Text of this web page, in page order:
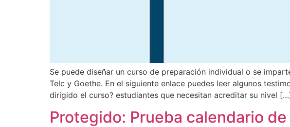
Se puede diseñar un curso de preparación individual o se
Telc y Goethe. En el siguiente enlace puedes leer algunos
dirigido el curso? estudiantes que necesitan acreditar su nivel
Protegido: Prueba calendario